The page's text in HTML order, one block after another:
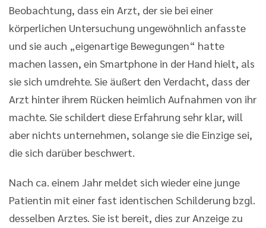
Beobachtung, dass ein Arzt, der sie bei einer
körperlichen Untersuchung ungewöhnlich anfasste
und sie auch „eigenartige Bewegungen“ hatte
machen lassen, ein Smartphone in der Hand hielt, als
sie sich umdrehte. Sie äußert den Verdacht, dass der
Arzt hinter ihrem Rücken heimlich Aufnahmen von ihr
machte. Sie schildert diese Erfahrung sehr klar, will
aber nichts unternehmen, solange sie die Einzige sei,
die sich darüber beschwert.
Nach ca. einem Jahr meldet sich wieder eine junge
Patientin mit einer fast identischen Schilderung bzgl.
desselben Arztes. Sie ist bereit, dies zur Anzeige zu